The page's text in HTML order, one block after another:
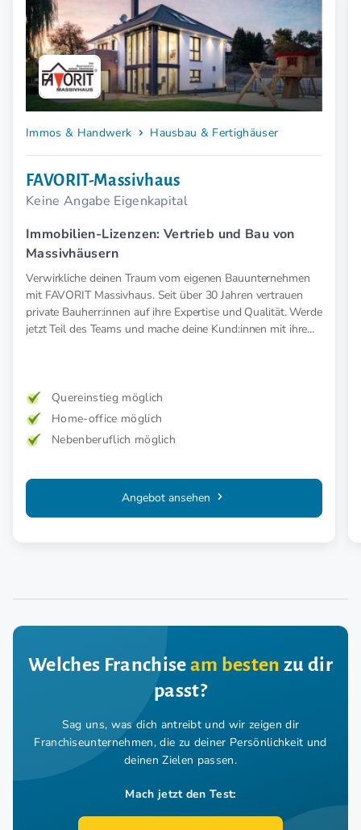
Immos & Handwerk Hausbau & Fertighäuser
FAVORIT-Massivhaus
Keine Angabe Eigenkapital
Immobilien-Lizenzen: Vertrieb und Bau von
Massivhäusern
Verwirkliche deinen Traum vom eigenen Bauunternehmen
mit FAVORIT Massivhaus. Seit über 30 Jahren vertrauen
private Bauherr:innen auf ihre Expertise und Qualität. Werde
jetzt Teil des Teams und mache deine Kund:innen mit ihrem
Quereinstieg möglich
Home-office möglich
Nebenberuflich möglich
Angebot ansehen
Welches Franchiseam besten zu dir
passt?
Sag uns, was dich antreibt und wir zeigen dir
Franchiseunternehmen, die zu deiner Persönlichkeit und
deinen Zielen passen.
Mach jetzt den Test: